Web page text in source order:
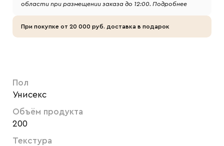
области при размещении заказа до 12:00.Подробнее
При покупке от 20 000 руб. доставка в подарок
Пол
Унисекс
Объём продукта
200
Текстура